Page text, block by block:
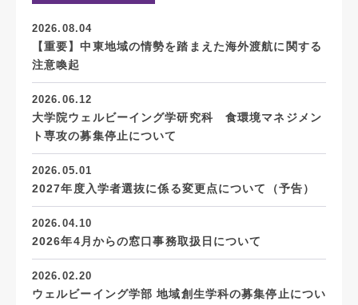
2026.08.04
【重要】中東地域の情勢を踏まえた海外渡航に関する
注意喚起
2026.06.12
大学院ウェルビーイング学研究科 食環境マネジメン
ト専攻の募集停止について
2026.05.01
2027年度入学者選抜に係る変更点について（予告）
2026.04.10
2026年4月からの窓口事務取扱日について
2026.02.20
ウェルビーイング学部 地域創生学科の募集停止につい